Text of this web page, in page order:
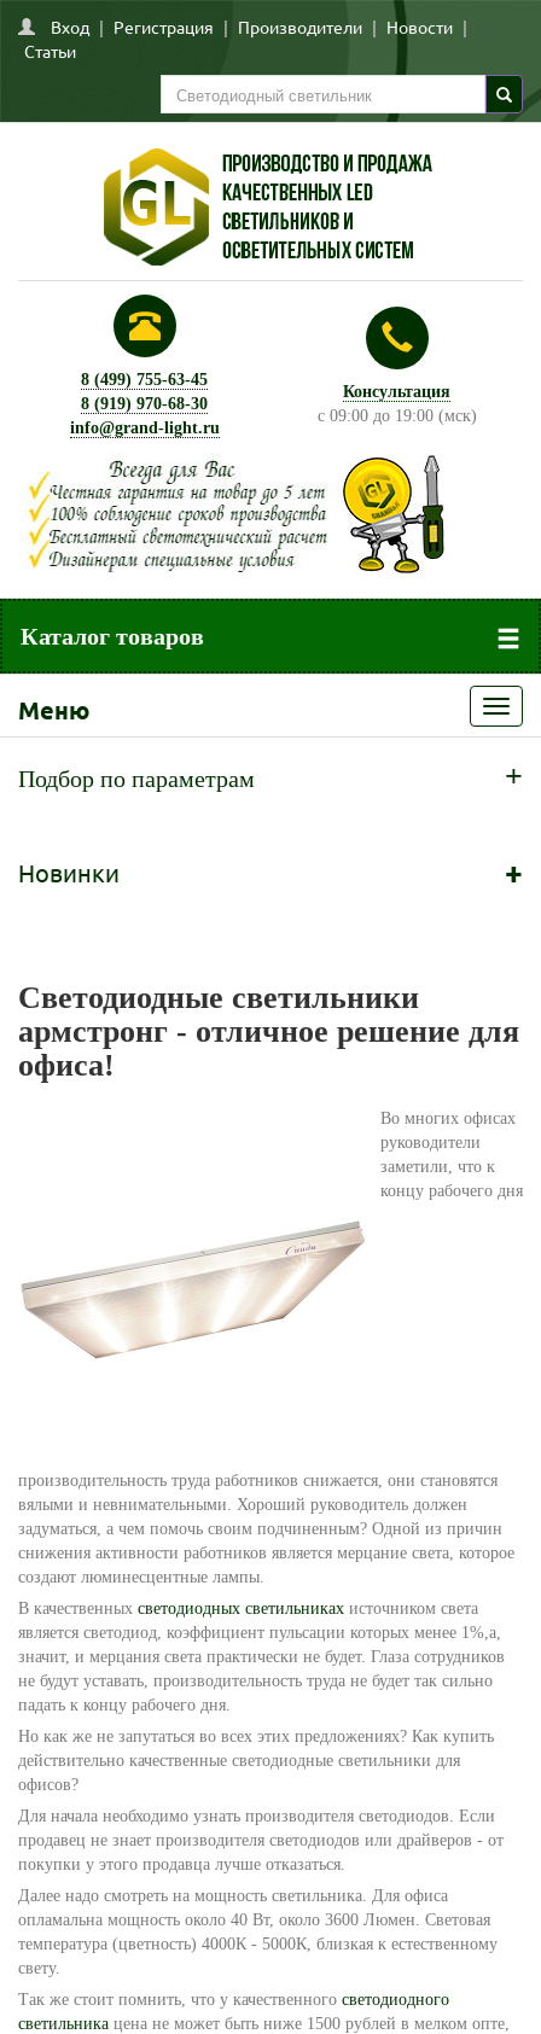
Вход | Регистрация | Производители | Новости |
Статьи
8 (499) 755-63-45
8 (919) 970-68-30
info@grand-light.ru
Консультация
с 09:00 до 19:00 (мск)
Каталог товаров
Меню
Подбор по параметрам +
Новинки +
Светодиодные светильники
армстронг - отличное решение для
офиса!
Во многих офисах
руководители
заметили, что к
концу рабочего дня
производительность труда работников снижается, они становятся
вялыми и невнимательными. Хороший руководитель должен
задуматься, а чем помочь своим подчиненным? Одной из причин
снижения активности работников является мерцание света, которое
создают люминесцентные лампы.
В качественных светодиодных светильниках источником света
является светодиод, коэффициент пульсации которых менее 1%,а,
значит, и мерцания света практически не будет. Глаза сотрудников
не будут уставать, производительность труда не будет так сильно
падать к концу рабочего дня.
Но как же не запутаться во всех этих предложениях? Как купить
действительно качественные светодиодные светильники для
офисов?
Для начала необходимо узнать производителя светодиодов. Если
продавец не знает производителя светодиодов или драйверов - от
покупки у этого продавца лучше отказаться.
Далее надо смотреть на мощность светильника. Для офиса
опламальна мощность около 40 Вт, около 3600 Люмен. Световая
температура (цветность) 4000К - 5000К, близкая к естественному
свету.
Так же стоит помнить, что у качественного светодиодного
светильника цена не может быть ниже 1500 рублей в мелком опте,